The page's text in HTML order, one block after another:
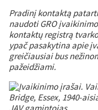
Pradinį kontaktą
naudoti GRO
kontaktų registrą
ypač pasakytina apie
greičiausiai bus
pažeidžiami.